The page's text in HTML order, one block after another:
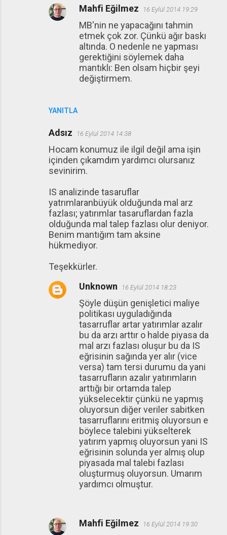
YANITLA
Mahfi Eğilmez 16 Eylül 2014 19:29
MB'nin ne yapacağını tahmin
etmek çok zor. Çünkü ağır baskı
altında. O nedenle ne yapması
gerektiğini söylemek daha
mantıklı: Ben olsam hiçbir şeyi
değiştirmem.
Adsız 16 Eylül 2014 14:38
Hocam konumuz ile ilgil değil ama işin
içinden çıkamdım yardımcı olursanız
sevinirim.
IS analizinde tasaruflar
yatrımlaranbüyük olduğunda mal arz
fazlası; yatırımlar tasaruflardan fazla
olduğunda mal talep fazlası olur deniyor.
Benim mantığım tam aksine
hükmediyor.
Teşekkürler.
Unknown
16 Eylül 2014 18:23
Şöyle düşün genişletici maliye
politikası uyguladığında
tasarruflar artar yatırımlar azalır
bu da arzı arttır o halde piyasa da
mal arzı fazlası oluşur bu da IS
eğrisinin sağında yer alır (vice
versa) tam tersi durumu da yani
tasarrufların azalır yatırımların
arttığı bir ortamda talep
yükselecektir çünkü ne yapmış
oluyorsun diğer veriler sabitken
tasarruflarını eritmiş oluyorsun e
böylece talebini yükselterek
yatırım yapmış oluyorsun yani IS
eğrisinin solunda yer almış olup
piyasada mal talebi fazlası
oluşturmuş oluyorsun. Umarım
yardımcı olmuştur.
Mahfi Eğilmez 16 Eylül 2014 19:30